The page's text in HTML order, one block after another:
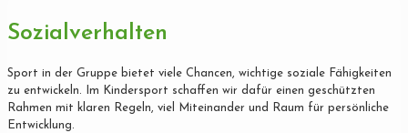
Sozialverhalten
Sport in der Gruppe bietet viele Chancen, wichtige soziale Fähigkeiten
zu entwickeln. Im Kindersport schaffen wir dafür einen geschützten
Rahmen mit klaren Regeln, viel Miteinander und Raum für persönliche
Entwicklung.